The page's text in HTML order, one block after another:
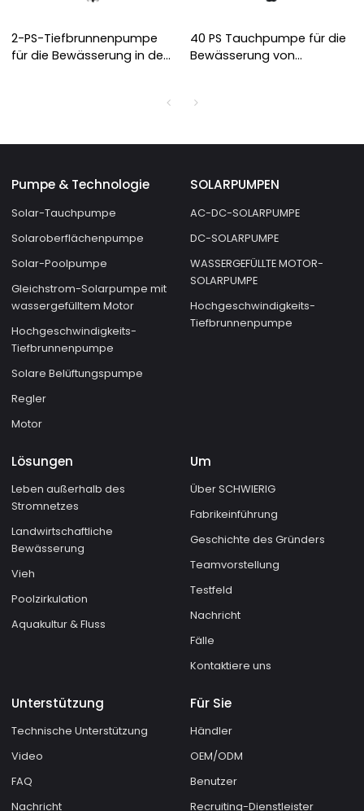
2-PS-Tiefbrunnenpumpe
für die Bewässerung in der
40 PS Tauchpumpe für die
Bewässerung von
Pumpe & Technologie
Solar-Tauchpumpe
Solaroberflächenpumpe
Solar-Poolpumpe
Gleichstrom-Solarpumpe mit
wassergefülltem Motor
Hochgeschwindigkeits-
Tiefbrunnenpumpe
Solare Belüftungspumpe
Regler
Motor
SOLARPUMPEN
AC-DC-SOLARPUMPE
DC-SOLARPUMPE
WASSERGEFÜLLTE MOTOR-
SOLARPUMPE
Hochgeschwindigkeits-
Tiefbrunnenpumpe
Lösungen
Leben außerhalb des
Stromnetzes
Landwirtschaftliche
Bewässerung
Vieh
Poolzirkulation
Aquakultur & Fluss
Um
Über SCHWIERIG
Fabrikeinführung
Geschichte des Gründers
Teamvorstellung
Testfeld
Nachricht
Fälle
Kontaktiere uns
Unterstützung
Technische Unterstützung
Video
FAQ
Nachricht
Für Sie
Händler
OEM/ODM
Benutzer
Recruiting-Dienstleister